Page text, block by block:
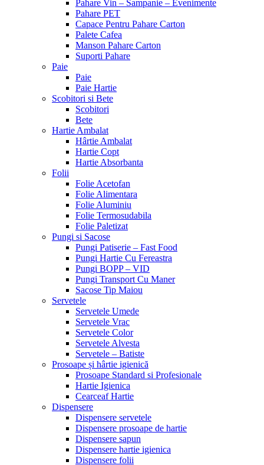
Pahare Vin – Sampanie – Evenimente
Pahare PET
Capace Pentru Pahare Carton
Palete Cafea
Manson Pahare Carton
Suporti Pahare
Paie
Paie
Paie Hartie
Scobitori si Bete
Scobitori
Bete
Hartie Ambalat
Hârtie Ambalat
Hartie Copt
Hartie Absorbanta
Folii
Folie Acetofan
Folie Alimentara
Folie Aluminiu
Folie Termosudabila
Folie Paletizat
Pungi si Sacose
Pungi Patiserie – Fast Food
Pungi Hartie Cu Fereastra
Pungi BOPP – VID
Pungi Transport Cu Maner
Sacose Tip Maiou
Servetele
Servetele Umede
Servetele Vrac
Servetele Color
Servetele Alvesta
Servetele – Batiste
Prosoape și hârtie igienică
Prosoape Standard si Profesionale
Hartie Igienica
Cearceaf Hartie
Dispensere
Dispensere servetele
Dispensere prosoape de hartie
Dispensere sapun
Dispensere hartie igienica
Dispensere folii